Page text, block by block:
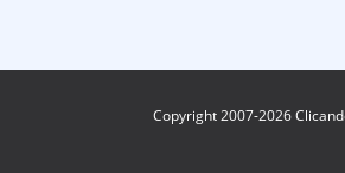
Copyright 2007-2026